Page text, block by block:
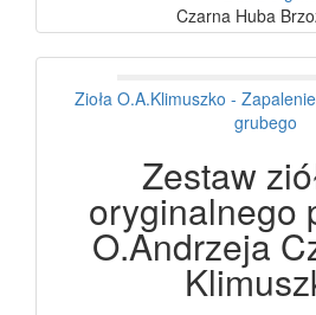
Czarna Huba
Zioła O.A.Klimuszko -
grubego
Zestaw
oryginalnego
O.Andrzeja